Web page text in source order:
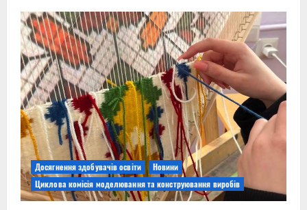
Досягнення здобувачів освіти
Новини
Циклова комісія моделювання та конструювання виробів